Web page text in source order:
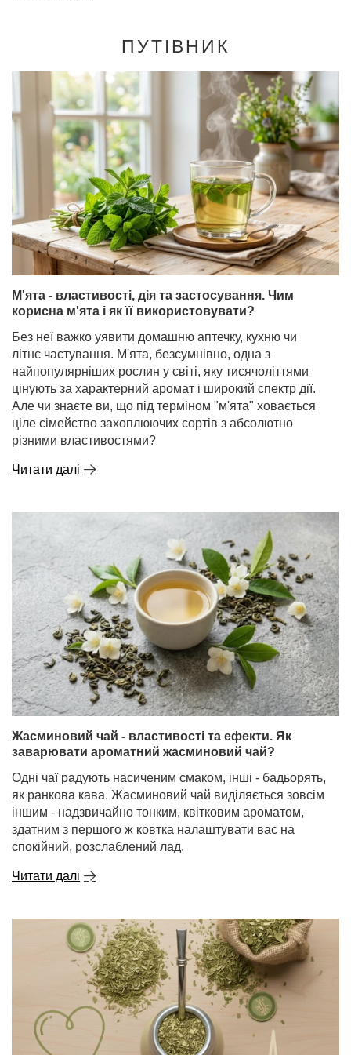
ПУТІВНИК
М'ята - властивості, дія та застосування. Чим
корисна м'ята і як її використовувати?
Без неї важко уявити домашню аптечку, кухню чи
літнє частування. М'ята, безсумнівно, одна з
найпопулярніших рослин у світі, яку тисячоліттями
цінують за характерний аромат і широкий спектр дії.
Але чи знаєте ви, що під терміном "м'ята" ховається
ціле сімейство захоплюючих сортів з абсолютно
різними властивостями?
Читати далі
Жасминовий чай - властивості та ефекти. Як
заварювати ароматний жасминовий чай?
Одні чаї радують насиченим смаком, інші - бадьорять,
як ранкова кава. Жасминовий чай виділяється зовсім
іншим - надзвичайно тонким, квітковим ароматом,
здатним з першого ж ковтка налаштувати вас на
спокійний, розслаблений лад.
Читати далі